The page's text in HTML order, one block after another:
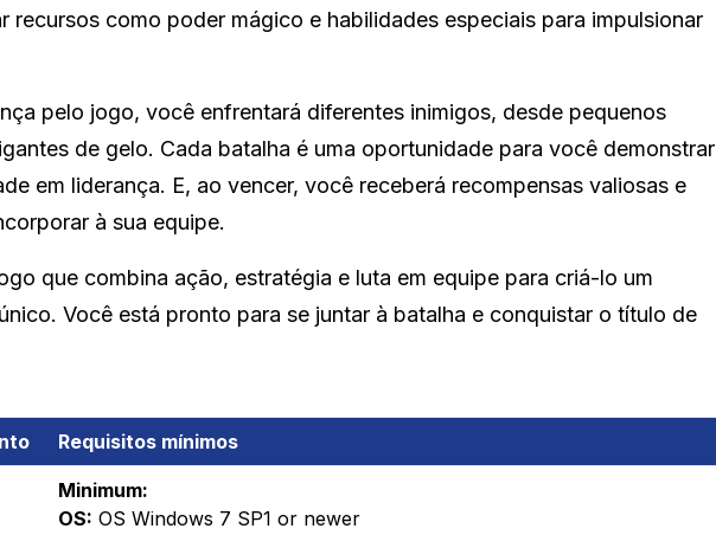
recursos como poder mágico e habilidades especiais para impulsionar
pelo jogo, você enfrentará diferentes inimigos, desde pequenos
de gelo. Cada batalha é uma oportunidade para você demonstrar
em liderança. E, ao vencer, você receberá recompensas valiosas e
à sua equipe.
que combina ação, estratégia e luta em equipe para criá-lo um
Você está pronto para se juntar à batalha e conquistar o título de
Requisitos mínimos
Minimum:
OS: OS Windows 7 SP1 or newer